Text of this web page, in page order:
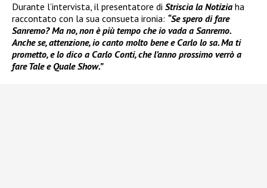
Durante l’intervista, il presentatore di Striscia la Notizia ha
raccontato con la sua consueta ironia: “Se spero di fare
Sanremo? Ma no, non è più tempo che io vada a Sanremo.
Anche se, attenzione, io canto molto bene e Carlo lo sa. Ma ti
prometto, e lo dico a Carlo Conti, che l’anno prossimo verrò a
fare Tale e Quale Show.”